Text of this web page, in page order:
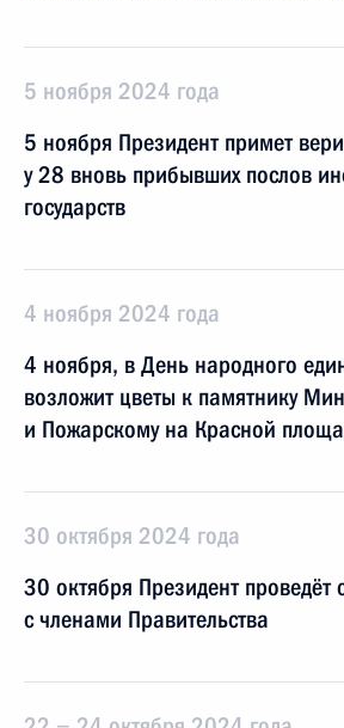
5 ноября 2024 года
5 ноября Президент примет
у 28 вновь прибывших послов
государств
4 ноября 2024 года
4 ноября, в День народного
возложит цветы к памятнику
и Пожарскому на Красной
30 октября 2024 года
30 октября Президент проведёт
с членами Правительства